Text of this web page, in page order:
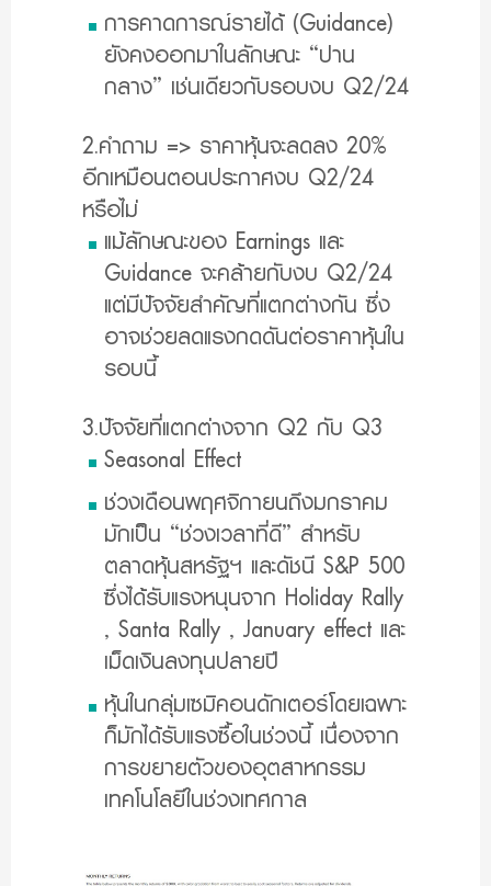
การคาดการณ์รายได้ (Guidance)
ยังคงออกมาในลักษณะ “ปาน
กลาง” เช่นเดียวกับรอบงบ Q2/24
2.คำถาม => ราคาหุ้นจะลดลง 20%
อีกเหมือนตอนประกาศงบ Q2/24
หรือไม่
แม้ลักษณะของ Earnings และ
Guidance จะคล้ายกับงบ Q2/24
แต่มีปัจจัยสำคัญที่แตกต่างกัน ซึ่ง
อาจช่วยลดแรงกดดันต่อราคาหุ้นใน
รอบนี้
3.ปัจจัยที่แตกต่างจาก Q2 กับ Q3
Seasonal Effect
ช่วงเดือนพฤศจิกายนถึงมกราคม
มักเป็น “ช่วงเวลาที่ดี” สำหรับ
ตลาดหุ้นสหรัฐฯ และดัชนี S&P 500
ซึ่งได้รับแรงหนุนจาก Holiday Rally
, Santa Rally , January effect และ
เม็ดเงินลงทุนปลายปี
หุ้นในกลุ่มเซมิคอนดักเตอร์โดยเฉพาะ
ก็มักได้รับแรงซื้อในช่วงนี้ เนื่องจาก
การขยายตัวของอุตสาหกรรม
เทคโนโลยีในช่วงเทศกาล